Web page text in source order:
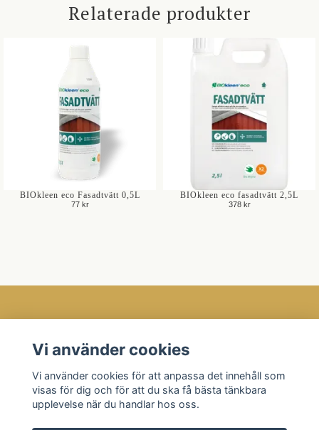
Relaterade produkter
BIOkleen eco Fasadtvätt 0,5L
77 kr
BIOkleen eco fasadtvätt 2,5L
378 kr
Kundtjänst
Läs mer
Sociala medier
Vi använder cookies
Vi använder cookies för att anpassa det innehåll som
visas för dig och för att du ska få bästa tänkbara
upplevelse när du handlar hos oss.